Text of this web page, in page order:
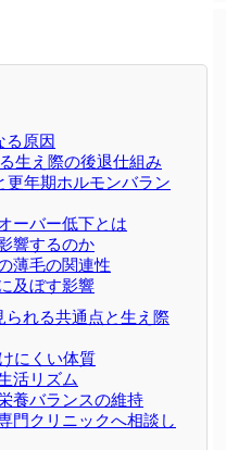
る原因
生え際の後退仕組み
更年期ホルモンバラン
ーバー低下とは
響するのか
薄毛の関連性
及ぼす影響
られる共通点と生え際
にくい体質
活リズム
養バランスの維持
門クリニックへ相談し